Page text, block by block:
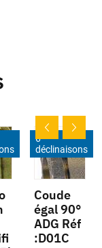
6
déclinaisons
Coude
égal 90°
ADG Réf
:D01C